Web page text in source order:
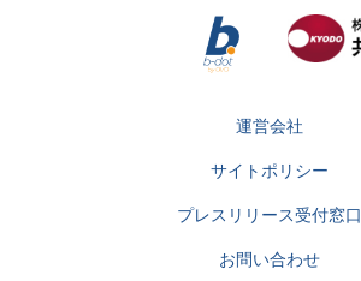
運営会社
サイトポリシー
プレスリリース受付窓口
お問い合わせ